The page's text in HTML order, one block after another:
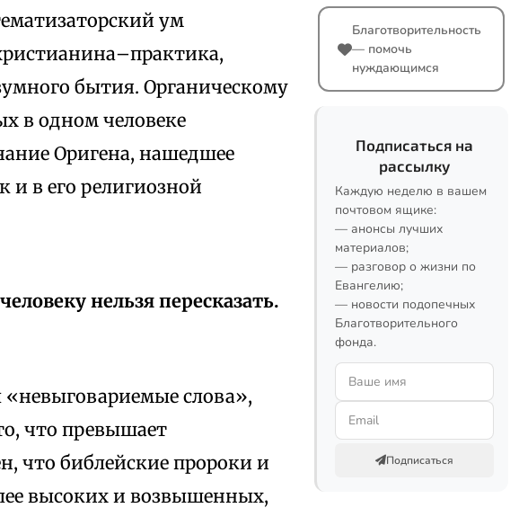
ум
бытия. Органическому
в одном человеке
Оригена, нашедшее
и в его религиозной
нельзя пересказать.
слова»,
что превышает
что библейские пророки и
высоких и возвышенных,
Благотворительность
— помочь
нуждающимся
Подписаться на
рассылку
Каждую неделю в вашем
почтовом ящике:
— анонсы лучших
материалов;
— разговор о жизни по
Евангелию;
— новости подопечных
Благотворительного
фонда.
Подписаться